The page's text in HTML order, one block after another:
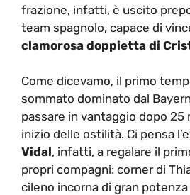
frazione, infatti, è uscito
team spagnolo, capace di
clamorosa doppietta di
Come dicevamo, il primo
sommato dominato dal
passare in vantaggio dopo 25
inizio delle ostilità. Ci pensa
Vidal, infatti, a regalare il
propri compagni: corner di
cileno incorna di gran